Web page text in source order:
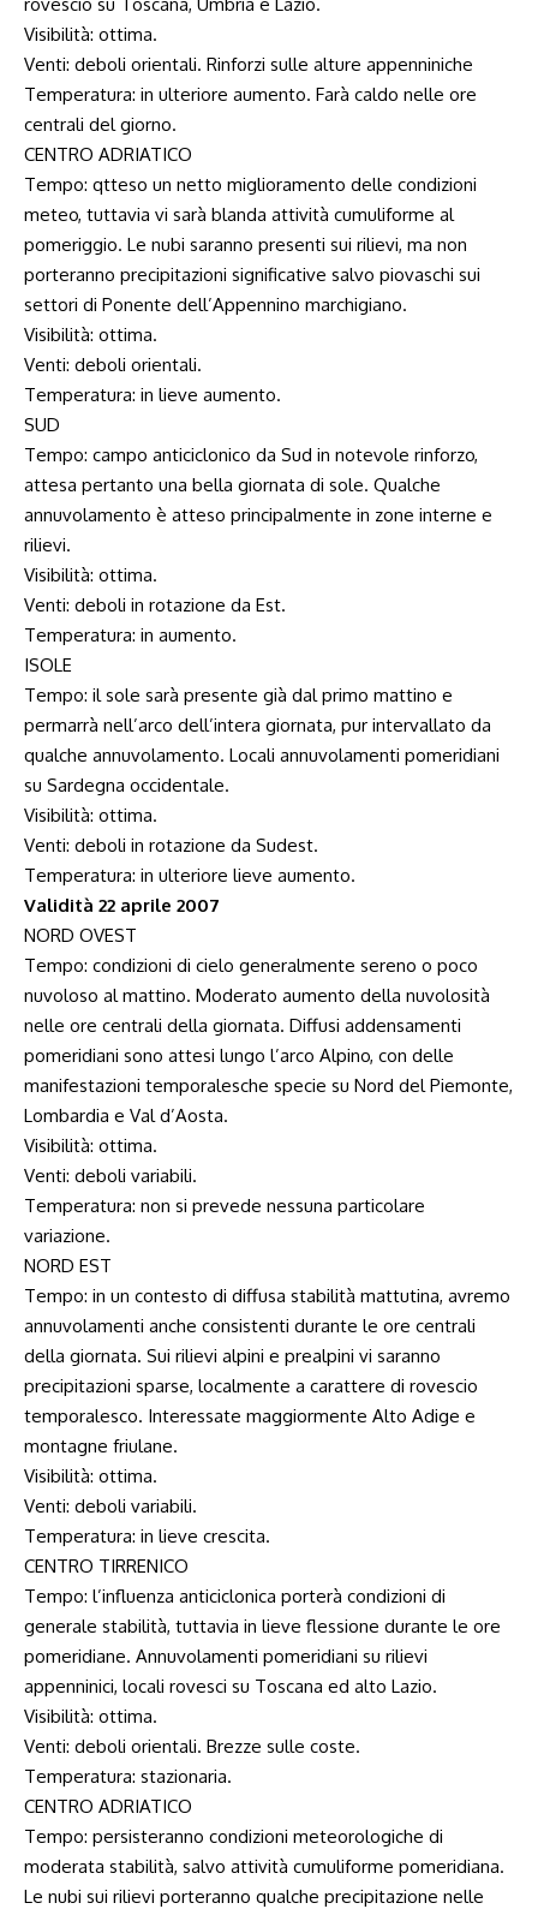
Visibilità: ottima.
Venti: deboli orientali. Rinforzi sulle alture appenniniche
Temperatura: in ulteriore aumento. Farà caldo nelle ore
centrali del giorno.
CENTRO ADRIATICO
Tempo: qtteso un netto miglioramento delle condizioni
meteo, tuttavia vi sarà blanda attività cumuliforme al
pomeriggio. Le nubi saranno presenti sui rilievi, ma non
porteranno precipitazioni significative salvo piovaschi sui
settori di Ponente dell’Appennino marchigiano.
Visibilità: ottima.
Venti: deboli orientali.
Temperatura: in lieve aumento.
SUD
Tempo: campo anticiclonico da Sud in notevole rinforzo,
attesa pertanto una bella giornata di sole. Qualche
annuvolamento è atteso principalmente in zone interne e
rilievi.
Visibilità: ottima.
Venti: deboli in rotazione da Est.
Temperatura: in aumento.
ISOLE
Tempo: il sole sarà presente già dal primo mattino e
permarrà nell’arco dell’intera giornata, pur intervallato da
qualche annuvolamento. Locali annuvolamenti pomeridiani
su Sardegna occidentale.
Visibilità: ottima.
Venti: deboli in rotazione da Sudest.
Temperatura: in ulteriore lieve aumento.
Validità 22 aprile 2007
NORD OVEST
Tempo: condizioni di cielo generalmente sereno o poco
nuvoloso al mattino. Moderato aumento della nuvolosità
nelle ore centrali della giornata. Diffusi addensamenti
pomeridiani sono attesi lungo l’arco Alpino, con delle
manifestazioni temporalesche specie su Nord del Piemonte,
Lombardia e Val d’Aosta.
Visibilità: ottima.
Venti: deboli variabili.
Temperatura: non si prevede nessuna particolare
variazione.
NORD EST
Tempo: in un contesto di diffusa stabilità mattutina, avremo
annuvolamenti anche consistenti durante le ore centrali
della giornata. Sui rilievi alpini e prealpini vi saranno
precipitazioni sparse, localmente a carattere di rovescio
temporalesco. Interessate maggiormente Alto Adige e
montagne friulane.
Visibilità: ottima.
Venti: deboli variabili.
Temperatura: in lieve crescita.
CENTRO TIRRENICO
Tempo: l’influenza anticiclonica porterà condizioni di
generale stabilità, tuttavia in lieve flessione durante le ore
pomeridiane. Annuvolamenti pomeridiani su rilievi
appenninici, locali rovesci su Toscana ed alto Lazio.
Visibilità: ottima.
Venti: deboli orientali. Brezze sulle coste.
Temperatura: stazionaria.
CENTRO ADRIATICO
Tempo: persisteranno condizioni meteorologiche di
moderata stabilità, salvo attività cumuliforme pomeridiana.
Le nubi sui rilievi porteranno qualche precipitazione nelle